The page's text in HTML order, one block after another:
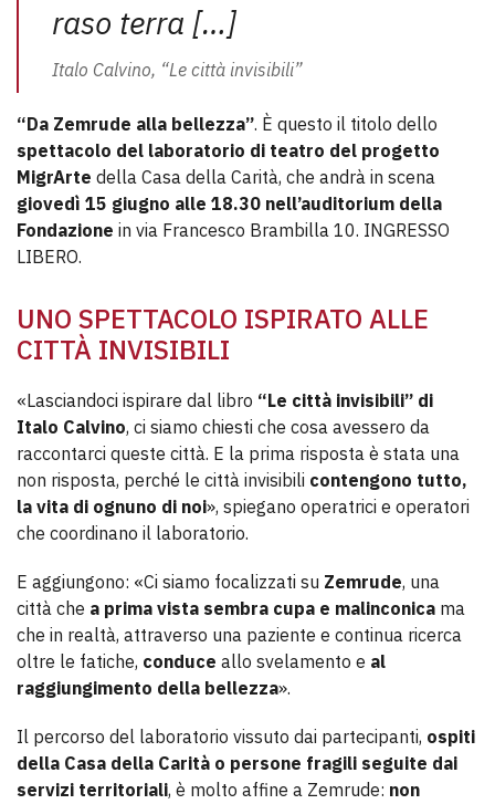
raso terra […]
Italo Calvino, “Le città invisibili”
“Da Zemrude alla bellezza”. È questo il titolo dello
spettacolo del laboratorio di teatro del progetto
MigrArte della Casa della Carità, che andrà in scena
giovedì 15 giugno alle 18.30 nell’auditorium della
Fondazione in via Francesco Brambilla 10. INGRESSO
LIBERO.
UNO SPETTACOLO ISPIRATO ALLE
CITTÀ INVISIBILI
«Lasciandoci ispirare dal libro “Le città invisibili” di
Italo Calvino, ci siamo chiesti che cosa avessero da
raccontarci queste città. E la prima risposta è stata una
non risposta, perché le città invisibili contengono tutto,
la vita di ognuno di noi», spiegano operatrici e operatori
che coordinano il laboratorio.
E aggiungono: «Ci siamo focalizzati su Zemrude, una
città che a prima vista sembra cupa e malinconica ma
che in realtà, attraverso una paziente e continua ricerca
oltre le fatiche, conduce allo svelamento e al
raggiungimento della bellezza».
Il percorso del laboratorio vissuto dai partecipanti, ospiti
della Casa della Carità o persone fragili seguite dai
servizi territoriali, è molto affine a Zemrude: non